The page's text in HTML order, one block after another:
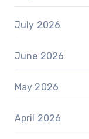
July 2026
June 2026
May 2026
April 2026